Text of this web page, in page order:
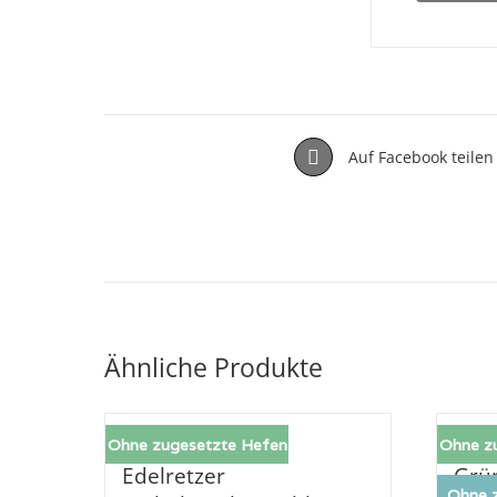
Auf Facebook teilen
Ähnliche Produkte
Ohne zugesetzte Hefen
Edelretzer
Ohne